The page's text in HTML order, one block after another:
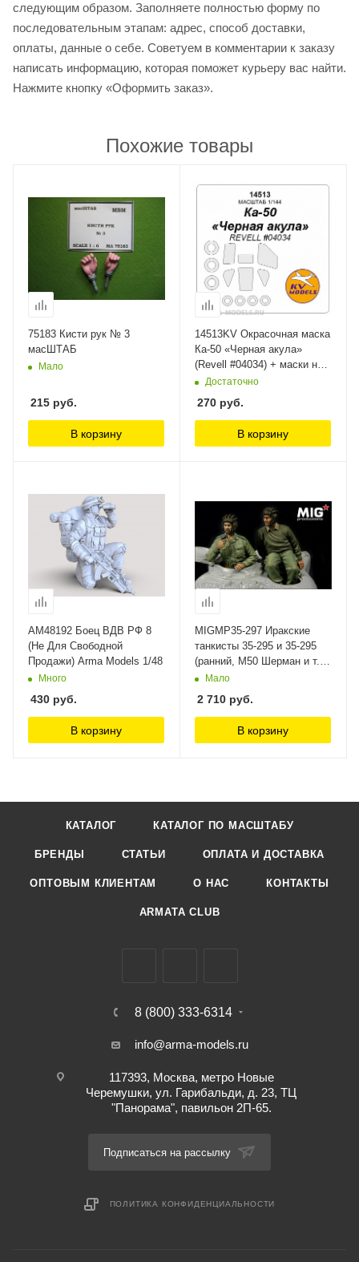
следующим образом. Заполняете полностью форму по
последовательным этапам: адрес, способ доставки,
оплаты, данные о себе. Советуем в комментарии к заказу
написать информацию, которая поможет курьеру вас найти.
Нажмите кнопку «Оформить заказ».
Похожие товары
75183 Кисти рук № 3
масШТАБ
Мало
215 руб.
В корзину
14513KV Окрасочная маска
Ка-50 «Черная акула»
(Revell #04034) + маски на
диски и колеса KV Models
Достаточно
270 руб.
В корзину
AM48192 Боец ВДВ РФ 8
(Не Для Свободной
Продажи) Arma Models 1/48
Много
430 руб.
В корзину
MIGMP35-297 Иракские
танкисты 35-295 и 35-295
(ранний, М50 Шерман и т.п.)
MIG Productions
Мало
2 710 руб.
В корзину
КАТАЛОГ КАТАЛОГ ПО МАСШТАБУ
БРЕНДЫ СТАТЬИ ОПЛАТА И ДОСТАВКА
ОПТОВЫМ КЛИЕНТАМ О НАС КОНТАКТЫ
ARMATA CLUB
8 (800) 333-6314
info@arma-models.ru
117393, Москва, метро Новые
Черемушки, ул. Гарибальди, д. 23, ТЦ
"Панорама", павильон 2П-65.
Подписаться на рассылку
ПОЛИТИКА КОНФИДЕНЦИАЛЬНОСТИ